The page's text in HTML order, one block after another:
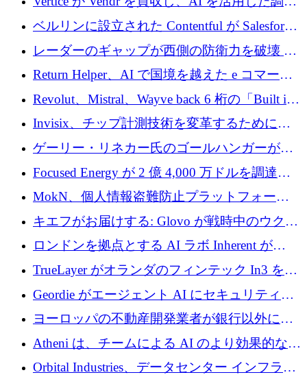
インテリジェンス プラットフォームを構築
ベルリンに設立された Contentful が Salesforce
に買収される
レーダーのギャップが西側の防衛力を破壊 —
そしてベルリンのチップスタートアップがそ
れを埋める
Return Helper、AI で国境を越えた e コマース
の返品を利益に変えるシリーズ A で 400 万ド
ルを調達
Revolut、Mistral、Wayve back 6 桁の「Built in
Europe」キャンペーン
Invisix、チップ計測技術を変革するために
2,000 万ユーロのシードラウンドを完了
ゲーリー・リネカー氏のゴールハンガーがVC
事業を開始
Focused Energy が 2 億 4,000 万ドルを調達、
TrueLayer が In3 を買収、ロンドンが首位の座
を奪還
MokN、個人情報盗難防止プラットフォーム
の成長のためにシリーズ A で 1,500 万ドルを
調達
キエフがお届けする: Glovo が戦時中のウクラ
イナで最も急速に成長する市場の 1 つをどの
ように拡大したか
ロンドンを拠点とする AI ラボ Inherent が
5,000 万ドルの資金調達でステルスから浮上
TrueLayer がオランダのフィンテック In3 を買
収、チェックアウト時にクレジットを提供
Geordie がエージェント AI にセキュリティと
ガバナンスをもたらすために 3,000 万ドルを
ヨーロッパの不動産開発業者が銀行以外にも
目を向けているため、InRentoの資金調達額は
1億ユーロを突破
Atheni は、チームによる AI のより効果的な使
用を支援するために 35 万ポンドを確保
Orbital Industries、データセンター インフラス